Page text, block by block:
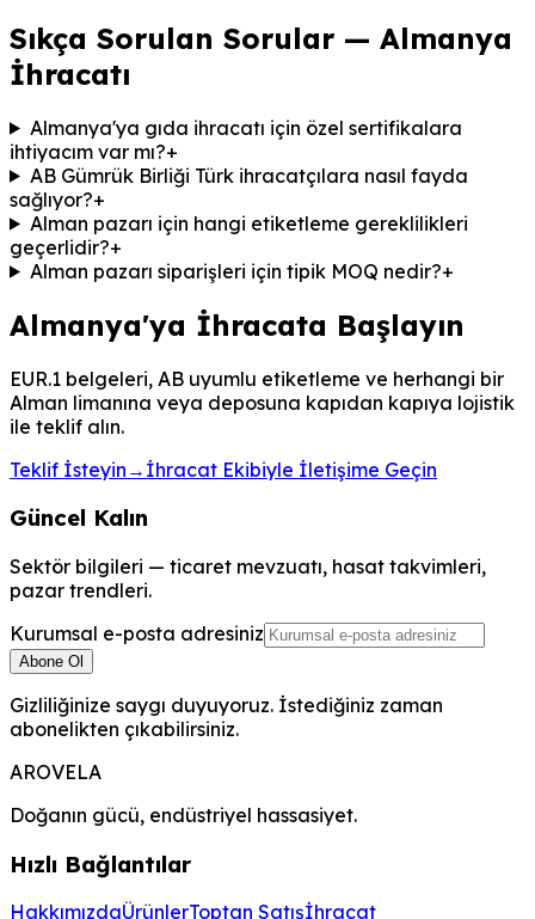
Sıkça Sorulan Sorular — Almanya
İhracatı
Almanya'ya gıda ihracatı için özel sertifikalara
ihtiyacım var mı?+
AB Gümrük Birliği Türk ihracatçılara nasıl fayda
sağlıyor?+
Alman pazarı için hangi etiketleme gereklilikleri
geçerlidir?+
Alman pazarı siparişleri için tipik MOQ nedir?+
Almanya'ya İhracata Başlayın
EUR.1 belgeleri, AB uyumlu etiketleme ve herhangi bir
Alman limanına veya deposuna kapıdan kapıya lojistik
ile teklif alın.
Teklif İsteyin → İhracat Ekibiyle İletişime Geçin
Güncel Kalın
Sektör bilgileri — ticaret mevzuatı, hasat takvimleri,
pazar trendleri.
Kurumsal e-posta adresiniz
Abone Ol
Gizliliğinize saygı duyuyoruz. İstediğiniz zaman
abonelikten çıkabilirsiniz.
AROVELA
Doğanın gücü, endüstriyel hassasiyet.
Hızlı Bağlantılar
HakkımızdaÜrünlerToptan Satışİhracat